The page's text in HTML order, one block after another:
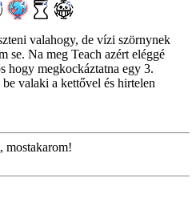
valahogy, de vízi szörnynek
se. Na meg Teach azért eléggé
hogy megkockáztatna egy 3.
valaki a kettővel és hirtelen
mostakarom!